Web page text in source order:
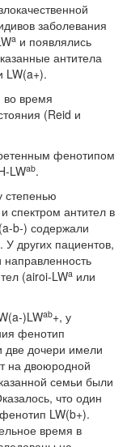
заболевания
a и появлялись
анти­тела
LW(a+).
во время
(Reid и
фенотипом
LWab.
степенью
спектром антител в
b-) содержали
У других пациен­тов,
(airoi-LWa или
)LWab+, у
фенотип
две дочери имели
на двоюрод­ной
семьи были
что один
LW(b+).
время в